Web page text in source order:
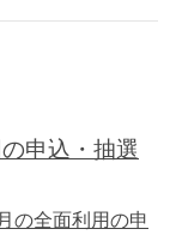
申込・抽選
の全面利用の申